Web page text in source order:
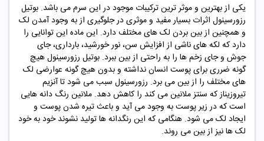
یکی از بهترین و موثر ترین ترکیبات موجود در این سرم می باشد. بوتیل
رزورسینول اثرات بسیار مفید و موثری در جلوگیری از به وجود آمدن لک
و همچنین از بین بردن لک های مختلف دارد. این ماده این توانایی را
دارد که لکه های ناشی از افزایش سن، نور خورشید، بارداری، جای
جوش و جای زخم ها را به راحتی از بین ببرد. بوتیل رزورسینول هیچ
گونه ضرری برای پوست انسان نداشته و بدون هیچ گونه عوارضی لک
های مختلف را از بین می برد. رزورسینول سبب می شود تا آنزیم
تیروزیناز که سنتز ملانین می کند را کاهش دهد. ملانین رنگ دانه هایی
است که در زیر پوست به وجود می آید و باعث تیره شدن پوست و
ایجاد لک می شود. هنگامی که این رنگدانه ها تولید نشوند خود به خود
لک ها نیز از بین می روند.